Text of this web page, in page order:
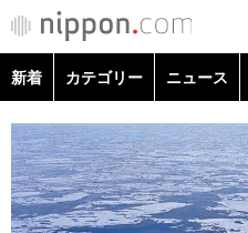
カテゴリー
新着 カテゴリー ニュース
政治・外交
経済・ビジネス